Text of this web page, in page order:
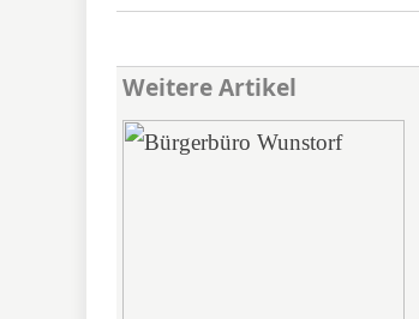
Weitere Artikel